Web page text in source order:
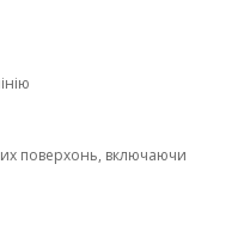
поверхонь, включаючи